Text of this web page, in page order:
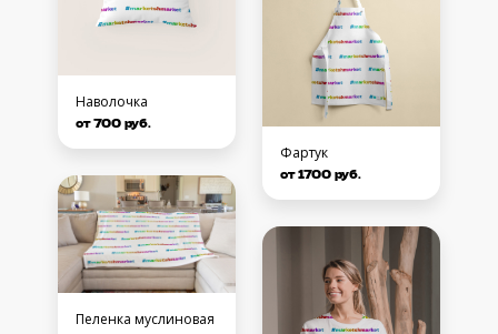
Наволочка
от 700 руб.
Пеленка муслиновая
Фартук
от 1700 руб.